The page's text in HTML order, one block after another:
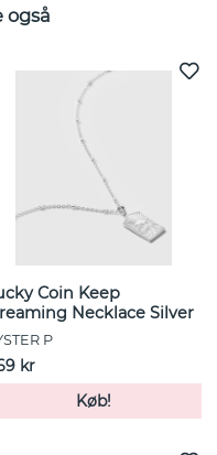
også
Coin Keep
Necklace Silver
P
kr
Køb!